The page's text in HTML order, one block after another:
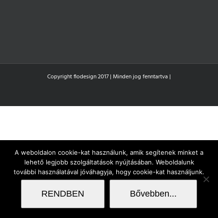
Copyright flodesign 2017 | Minden jog fenntartva |
A weboldalon cookie-kat használunk, amik segítenek minket a
lehető legjobb szolgáltatások nyújtásában. Weboldalunk
további használatával jóváhagyja, hogy cookie-kat használjunk.
RENDBEN Bővebben...